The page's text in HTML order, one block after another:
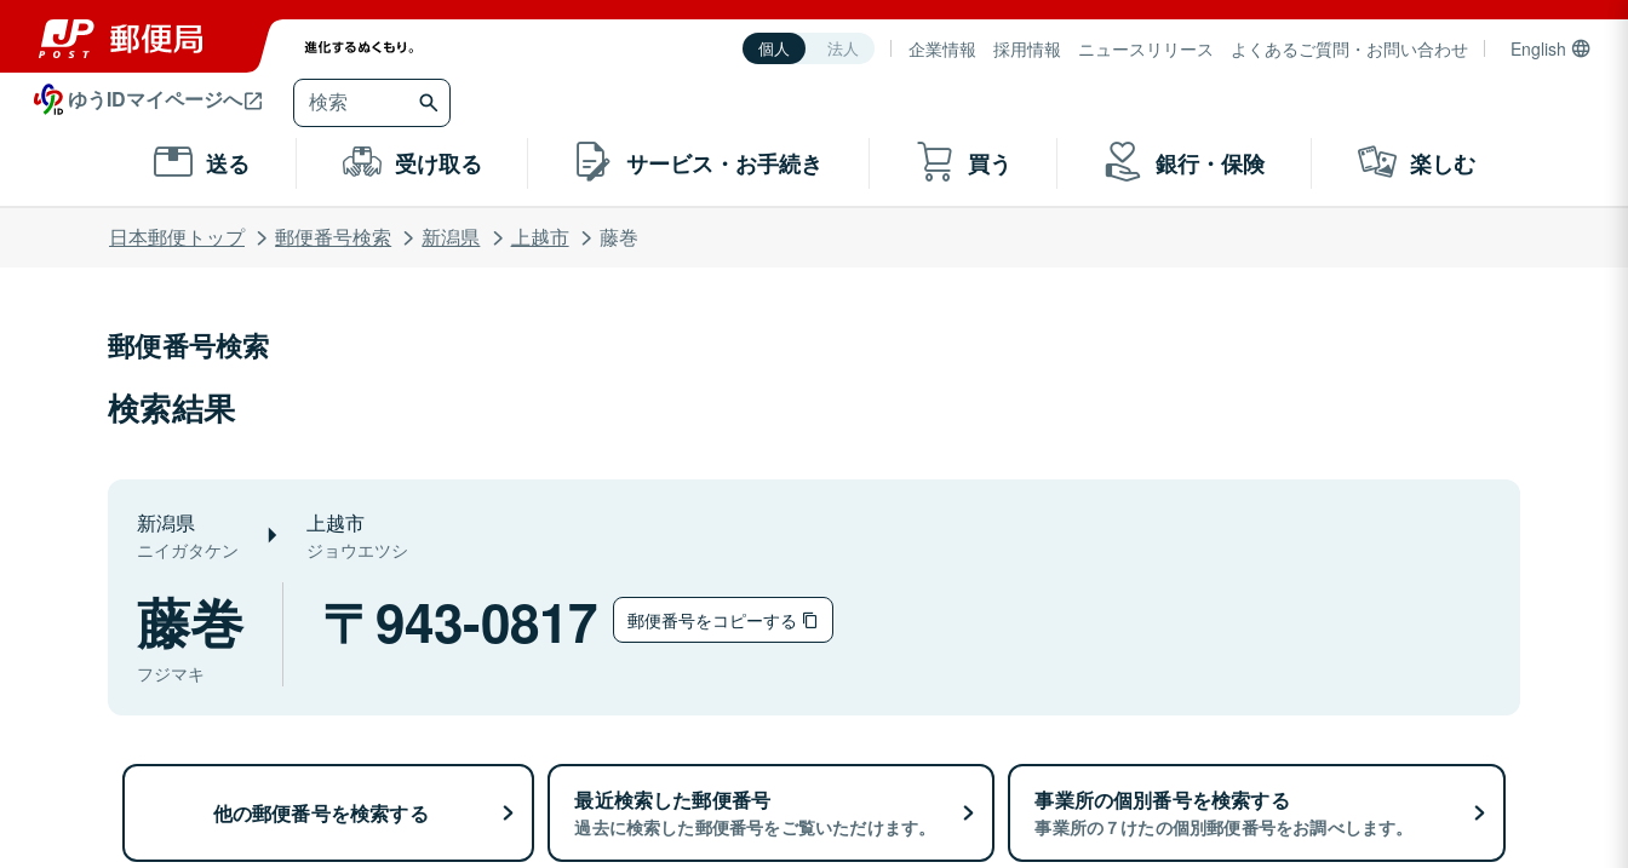
個人 法人 企業情報 採用情報 ニュースリリース よくあるご質問・お問い合わせ English
ゆうIDマイページへ
送る 受け取る サービス・お手続き 買う 銀行・保険 楽しむ
日本郵便トップ 郵便番号検索 新潟県 上越市 藤巻
郵便番号検索
検索結果
新潟県
ニイガタケン
上越市
ジョウエツシ
藤巻
フジマキ
943-0817 郵便番号をコピーする
他の郵便番号を検索する 最近検索した郵便番号
過去に検索した郵便番号をご覧いただけます。
事業所の個別番号を検索する
事業所の７けたの個別郵便番号をお調べします。